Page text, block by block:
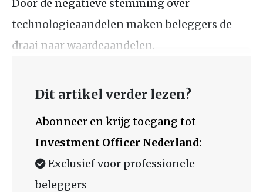
Door de negatieve stemming over
technologieaandelen maken beleggers de
draai naar waardeaandelen.
Dit artikel verder lezen?
Abonneer en krijg toegang tot
Investment Officer Nederland:
Exclusief voor professionele
beleggers